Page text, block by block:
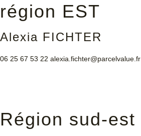
région EST
Alexia FICHTER
06 25 67 53 22 alexia.fichter@parcelvalue.fr
Région sud-est